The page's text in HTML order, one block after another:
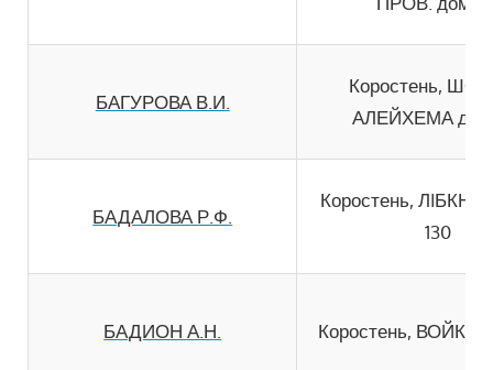
БАГУРОВА В.И.
Коростень,
АЛЕЙХЕМА дом
БАДАЛОВА Р.Ф.
Коростень,
130
БАДИОН А.Н. Коростень,